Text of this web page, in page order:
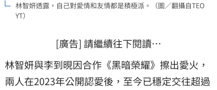
林智妍透露，自己對愛情和友情都是積極派。（圖／翻攝自TEO
YT）
[廣告] 請繼續往下閱讀…
林智妍與李到晛因合作《黑暗榮耀》擦出愛火，
兩人在2023年公開認愛後，至今已穩定交往超過